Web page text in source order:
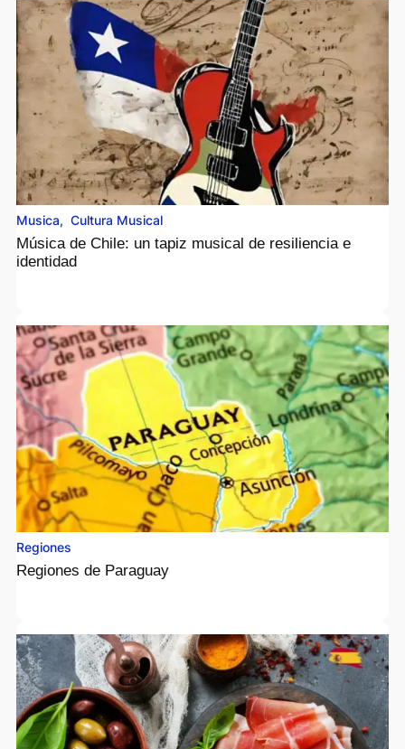
Musica, Cultura Musical
Música de Chile: un tapiz musical de resiliencia e
identidad
Regiones
Regiones de Paraguay